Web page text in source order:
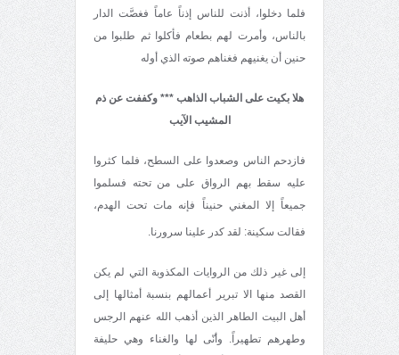
فلما دخلوا، أذنت للناس إذناً عاماً فغصَّت الدار
بالناس، وأمرت لهم بطعام فأكلوا ثم طلبوا من
حنين أن يغنيهم فغناهم صوته الذي أوله
هلا بكيت على الشباب الذاهب *** وكففت عن ذم
المشيب الآيب
فازدحم الناس وصعدوا على السطح، فلما كثروا
عليه سقط بهم الرواق على من تحته فسلموا
جميعاً إلا المغني حنيناً فإنه مات تحت الهدم،
فقالت سكينة: لقد كدر علينا سرورنا.
إلى غير ذلك من الروايات المكذوبة التي لم يكن
القصد منها الا تبرير أعمالهم بنسبة أمثالها إلى
أهل البيت الطاهر الذين أذهب الله عنهم الرجس
وطهرهم تطهيراً. وأنّى لها والغناء وهي حليفة